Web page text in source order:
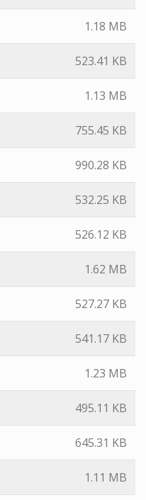
1.18 MB
523.41 KB
1.13 MB
755.45 KB
990.28 KB
532.25 KB
526.12 KB
1.62 MB
527.27 KB
541.17 KB
1.23 MB
495.11 KB
645.31 KB
1.11 MB